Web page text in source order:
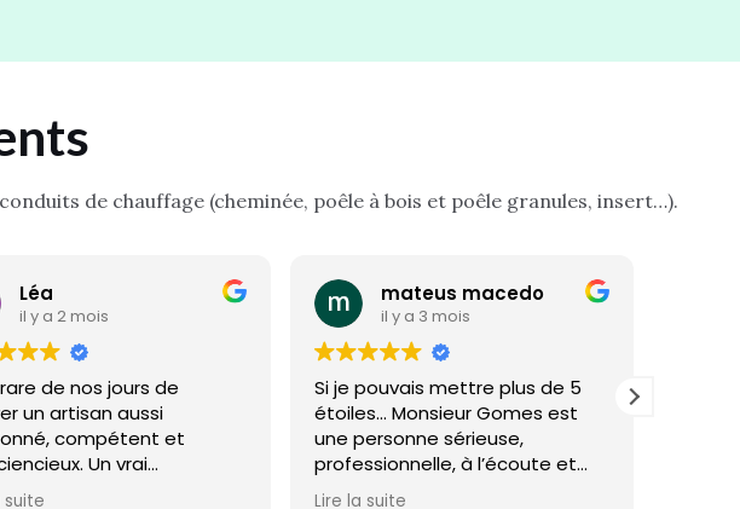
de chauffage (cheminée, poêle à bois et poêle granules, insert…).
Léa
il y a 2 mois
de nos jours de
un artisan aussi
compétent et
Un vrai
qui prend le
suite
mateus macedo
il y a 3 mois
Si je pouvais mettre plus de 5
étoiles... Monsieur Gomes est
une personne sérieuse,
professionnelle, à l’écoute et
d’une grande qualité humaine.
Lire la suite